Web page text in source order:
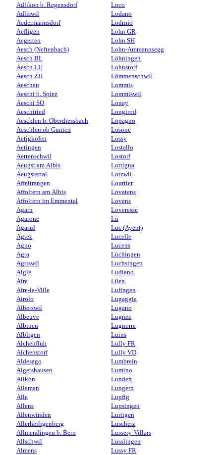
Adlikon b. Regensdorf
Adliswil
Aedermannsdorf
Aefligen
Aegerten
Aesch (Neftenbach)
Aesch BL
Aesch LU
Aesch ZH
Aeschau
Aeschi b. Spiez
Aeschi SO
Aeschiried
Aeschlen b. Oberdiessbach
Aeschlen ob Gunten
Aetigkofen
Aetingen
Aettenschwil
Aeugst am Albis
Aeugstertal
Affeltrangen
Affoltern am Albis
Affoltern im Emmental
Agarn
Agarone
Agasul
Agiez
Agno
Agra
Agriswil
Aigle
Aïre
Aire-la-Ville
Airolo
Alberswil
Albeuve
Albinen
Albligen
Alchenflüh
Alchenstorf
Aldesago
Algetshausen
Alikon
Allaman
Alle
Allens
Allenwinden
Allerheiligenberg
Allmendingen b. Bern
Allschwil
Almens
Loco
Lodano
Lodrino
Lohn GR
Lohn SH
Lohn-Ammannsegg
Löhningen
Lohnstorf
Lömmenschwil
Lommis
Lommiswil
Lonay
Longirod
Lopagno
Losone
Lossy
Lostallo
Lostorf
Lottigna
Lotzwil
Lourtier
Lovatens
Lovens
Loveresse
Lü
Luc (Ayent)
Lucelle
Lucens
Lüchingen
Luchsingen
Ludiano
Lüen
Lufingen
Lugaggia
Lugano
Lugnez
Lugnorre
Luins
Lully FR
Lully VD
Lumbrein
Lumino
Lunden
Lungern
Lupfig
Lupsingen
Lurtigen
Lüscherz
Lussery-Villars
Lüsslingen
Lussy FR